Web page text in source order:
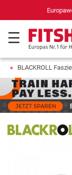
für
BLACKROLL